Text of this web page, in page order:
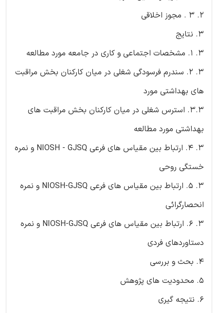
2. 3 . مجوز اخلاقی
3. نتایج
3. 1. مشخصات اجتماعی و کاری در جامعه مورد مطالعه
3. 2. سندرم فرسودگی شغلی در میان کارکنان بخش مراقبت
های بهداشتی مورد
3.3. استرس شغلی در میان کارکنان بخش مراقبت های
بهداشتی مورد مطالعه
3. 4. ارتباط بین مقیاس های فرعی NIOSH - GJSQ و نمره
خستگی روحی
3. 5. ارتباط بین مقیاس های فرعی NIOSH-GJSQ و نمره
انحصارگرائی
3. 6. ارتباط بین مقیاس های فرعی NIOSH-GJSQ و نمره
دستاوردهای فردی
4. بحث و بررسی
5. محدودیت های پژوهش
6. نتیجه گیری